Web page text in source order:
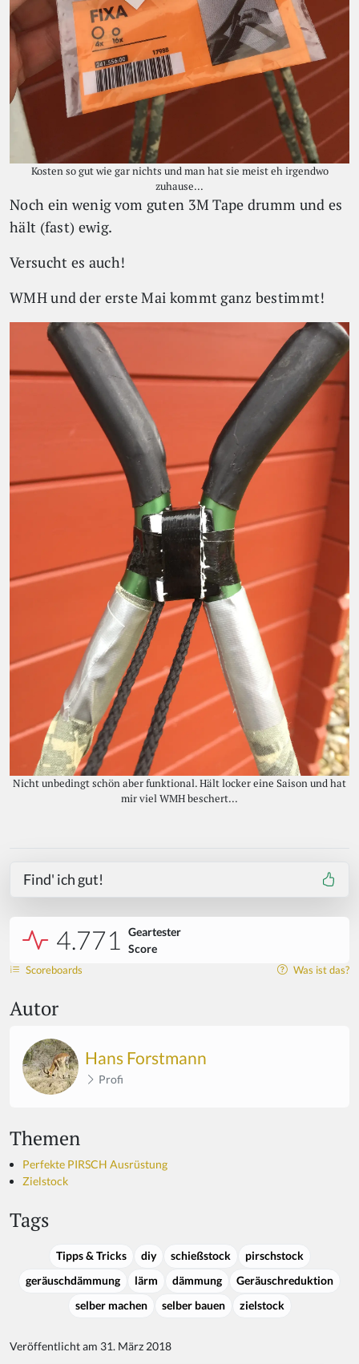
Kosten so gut wie gar nichts und man hat sie meist eh irgendwo
zuhause...
Noch ein wenig vom guten 3M Tape drumm und es
hält (fast) ewig.
Versucht es auch!
WMH und der erste Mai kommt ganz bestimmt!
Nicht unbedingt schön aber funktional. Hält locker eine Saison und hat
mir viel WMH beschert...
Find' ich gut!
4.771 Geartester
Score
Scoreboards Was ist das?
Autor
Hans Forstmann
Profi
Themen
Perfekte PIRSCH Ausrüstung
Zielstock
Tags
Tipps & Tricks diy schießstock
pirschstock
geräuschdämmung
lärm dämmung
Geräuschreduktion
selber machen
selber bauen zielstock
Veröffentlicht am 31. März 2018